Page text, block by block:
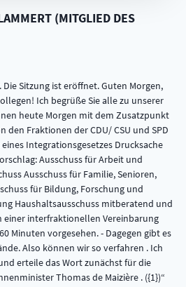
(MITGLIED DES
Sitzung ist eröffnet. Guten Morgen,
Ich begrüße Sie alle zu unserer
heute Morgen mit dem Zusatzpunkt
den Fraktionen der CDU/ CSU und SPD
Integrationsgesetzes Drucksache
Ausschuss für Arbeit und
Ausschuss für Familie, Senioren,
für Bildung, Forschung und
Haushaltsausschuss mitberatend und
einer interfraktionellen Vereinbarung
Minuten vorgesehen. - Dagegen gibt es
Also können wir so verfahren . Ich
erteile das Wort zunächst für die
Thomas de Maizière . ({1})